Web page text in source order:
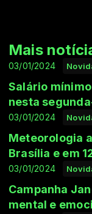
Mais
03/01/2024
Salário
nesta
03/01/2024
Meteorologia
Brasília e em
03/01/2024
Campanha
mental e